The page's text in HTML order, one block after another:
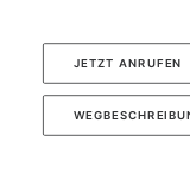
JETZT ANRUFEN